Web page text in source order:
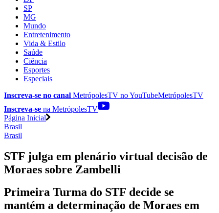
SP
MG
Mundo
Entretenimento
Vida & Estilo
Saúde
Ciência
Esportes
Especiais
Inscreva-se no canal MetrópolesTV noYouTubeMetrópolesTV
Inscreva-se na MetrópolesTV
Página Inicial
Brasil
Brasil
STF julga em plenário virtual decisão de
Moraes sobre Zambelli
Primeira Turma do STF decide se
mantém a determinação de Moraes em